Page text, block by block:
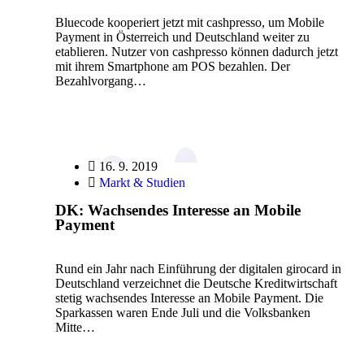
Bluecode kooperiert jetzt mit cashpresso, um Mobile
Payment in Österreich und Deutschland weiter zu
etablieren. Nutzer von cashpresso können dadurch jetzt
mit ihrem Smartphone am POS bezahlen. Der
Bezahlvorgang…
16. 9. 2019
Markt & Studien
DK: Wachsendes Interesse an Mobile
Payment
Rund ein Jahr nach Einführung der digitalen girocard in
Deutschland verzeichnet die Deutsche Kreditwirtschaft
stetig wachsendes Interesse an Mobile Payment. Die
Sparkassen waren Ende Juli und die Volksbanken
Mitte…